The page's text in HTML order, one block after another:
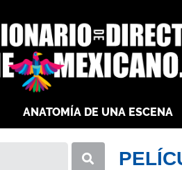
ANATOMÍA DE UNA ESCENA